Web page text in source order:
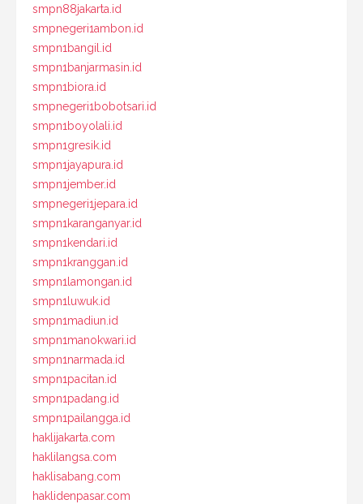
smpn88jakarta.id
smpnegeri1ambon.id
smpn1bangil.id
smpn1banjarmasin.id
smpn1biora.id
smpnegeri1bobotsari.id
smpn1boyolali.id
smpn1gresik.id
smpn1jayapura.id
smpn1jember.id
smpnegeri1jepara.id
smpn1karanganyar.id
smpn1kendari.id
smpn1kranggan.id
smpn1lamongan.id
smpn1luwuk.id
smpn1madiun.id
smpn1manokwari.id
smpn1narmada.id
smpn1pacitan.id
smpn1padang.id
smpn1pailangga.id
haklijakarta.com
haklilangsa.com
haklisabang.com
haklidenpasar.com